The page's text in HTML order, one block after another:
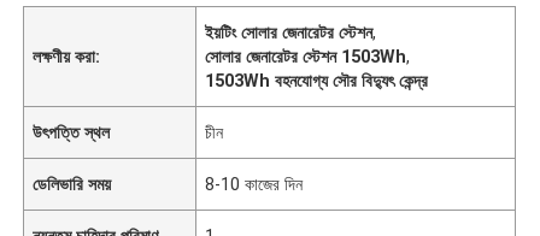
লক্ষণীয় করা:
ইয়টিং সোলার জেনারেটর স্টেশন,
সোলার জেনারেটর স্টেশন 1503Wh,
1503Wh বহনযোগ্য সৌর বিদ্যুৎ কেন্দ্র
উৎপত্তি স্থল চীন
ডেলিভারি সময় 8-10 কাজের দিন